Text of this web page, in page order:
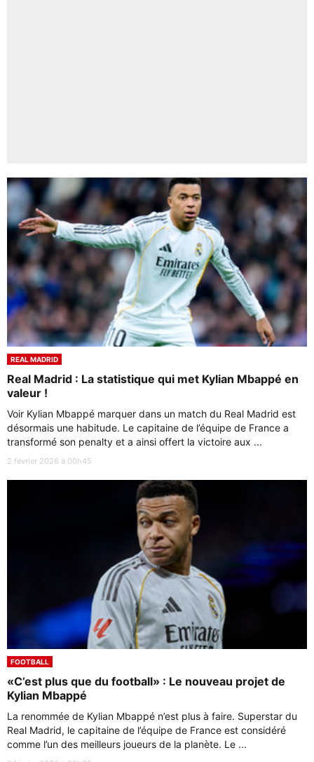
REAL MADRID
Real Madrid : La statistique qui met Kylian Mbappé en
valeur !
Voir Kylian Mbappé marquer dans un match du Real Madrid est
désormais une habitude. Le capitaine de l’équipe de France a
transformé son penalty et a ainsi offert la victoire aux ...
2 février 2026 à 00h45
FOOTBALL
«C’est plus que du football» : Le nouveau projet de
Kylian Mbappé
La renommée de Kylian Mbappé n’est plus à faire. Superstar du
Real Madrid, le capitaine de l’équipe de France est considéré
comme l’un des meilleurs joueurs de la planète. Le ...